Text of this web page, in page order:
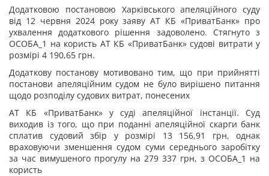
Додатковою постановою Харківського апеляційного суду
від 12 червня 2024 року заяву АТ КБ «ПриватБанк» про
ухвалення додаткового рішення задоволено. Стягнуто з
ОСОБА_1 на користь АТ КБ «ПриватБанк» судові витрати у
розмірі 4 190,65 грн.
Додаткову постанову мотивовано тим, що при прийнятті
постанови апеляційним судом не було вирішено питання
щодо розподілу судових витрат, понесених
АТ КБ «ПриватБанк» у суді апеляційної інстанції. Суд
виходив із того, що при поданні апеляційної скарги банк
сплатив судовий збір у розмірі 13 156,91 грн, однак
враховуючи зменшення судом суми середнього заробітку
за час вимушеного прогулу на 279 337 грн, з ОСОБА_1 на
користь